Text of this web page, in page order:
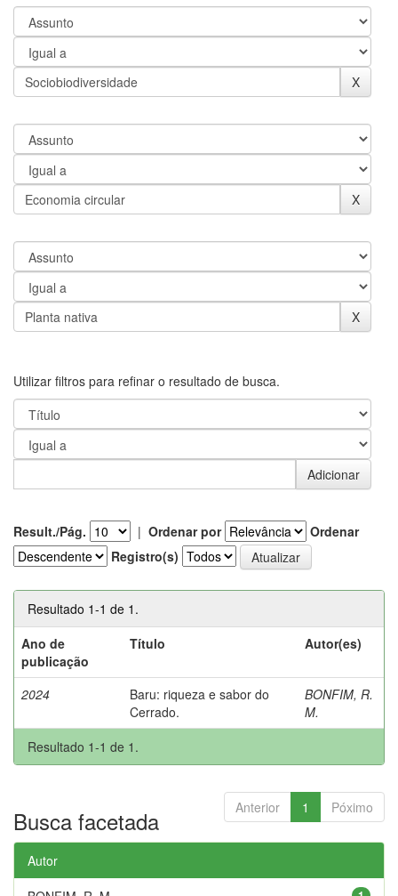
Utilizar filtros para refinar o resultado de busca.
Result./Pág. | Ordenar por
Ordenar
Registro(s)
Resultado 1-1 de 1.
Ano de
publicação
Título Autor(es)
2024
Baru: riqueza e sabor do
Cerrado.
BONFIM, R.
M.
Resultado 1-1 de 1.
Anterior 1 Póximo
Busca facetada
Autor